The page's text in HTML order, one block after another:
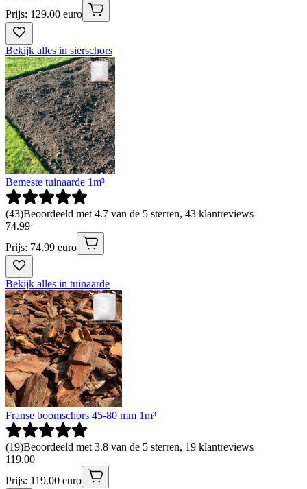
Prijs: 129.00 euro
Bekijk alles in sierschors
Bemeste tuinaarde 1m³
(43)Beoordeeld met 4.7 van de 5 sterren, 43 klantreviews
74.99
Prijs: 74.99 euro
Bekijk alles in tuinaarde
Franse boomschors 45-80 mm 1m³
(19)Beoordeeld met 3.8 van de 5 sterren, 19 klantreviews
119.00
Prijs: 119.00 euro